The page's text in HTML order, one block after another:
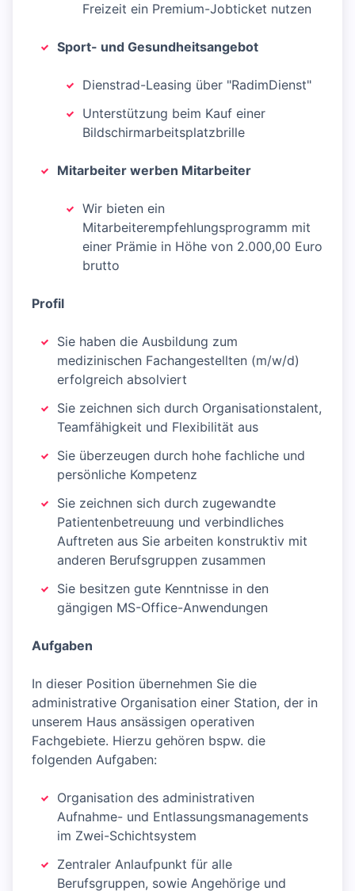
Freizeit ein Premium-Jobticket nutzen
Sport- und Gesundheitsangebot
Dienstrad-Leasing über "RadimDienst"
Unterstützung beim Kauf einer
Bildschirmarbeitsplatzbrille
Mitarbeiter werben Mitarbeiter
Wir bieten ein
Mitarbeiterempfehlungsprogramm mit
einer Prämie in Höhe von 2.000,00 Euro
brutto
Profil
Sie haben die Ausbildung zum
medizinischen Fachangestellten (m/w/d)
erfolgreich absolviert
Sie zeichnen sich durch Organisationstalent,
Teamfähigkeit und Flexibilität aus
Sie überzeugen durch hohe fachliche und
persönliche Kompetenz
Sie zeichnen sich durch zugewandte
Patientenbetreuung und verbindliches
Auftreten aus Sie arbeiten konstruktiv mit
anderen Berufsgruppen zusammen
Sie besitzen gute Kenntnisse in den
gängigen MS-Office-Anwendungen
Aufgaben
In dieser Position übernehmen Sie die
administrative Organisation einer Station, der in
unserem Haus ansässigen operativen
Fachgebiete. Hierzu gehören bspw. die
folgenden Aufgaben:
Organisation des administrativen
Aufnahme- und Entlassungsmanagements
im Zwei-Schichtsystem
Zentraler Anlaufpunkt für alle
Berufsgruppen, sowie Angehörige und